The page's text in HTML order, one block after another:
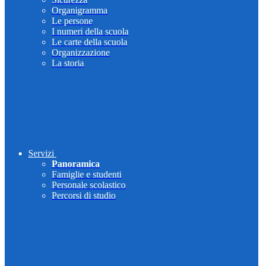
Organigramma
Le persone
I numeri della scuola
Le carte della scuola
Organizzazione
La storia
Servizi
Panoramica
Famiglie e studenti
Personale scolastico
Percorsi di studio